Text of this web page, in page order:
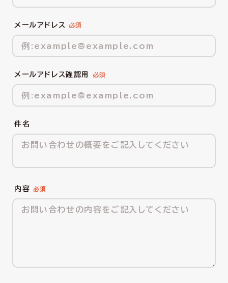
メールアドレス
メールアドレス確認用
件名
内容